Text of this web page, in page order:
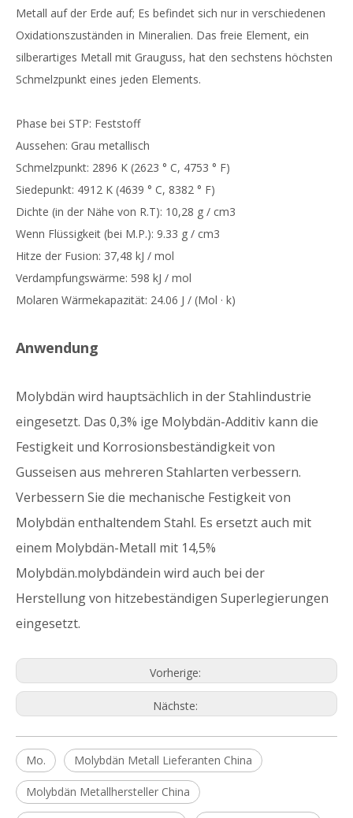
Metall auf der Erde auf; Es befindet sich nur in verschiedenen
Oxidationszuständen in Mineralien. Das freie Element, ein
silberartiges Metall mit Grauguss, hat den sechstens höchsten
Schmelzpunkt eines jeden Elements.
Phase bei STP: Feststoff
Aussehen: Grau metallisch
Schmelzpunkt: 2896 K (2623 ° C, 4753 ° F)
Siedepunkt: 4912 K (4639 ° C, 8382 ° F)
Dichte (in der Nähe von R.T): 10,28 g / cm3
Wenn Flüssigkeit (bei M.P.): 9.33 g / cm3
Hitze der Fusion: 37,48 kJ / mol
Verdampfungswärme: 598 kJ / mol
Molaren Wärmekapazität: 24.06 J / (Mol · k)
Anwendung
Molybdän wird hauptsächlich in der Stahlindustrie
eingesetzt. Das 0,3% ige Molybdän-Additiv kann die
Festigkeit und Korrosionsbeständigkeit von
Gusseisen aus mehreren Stahlarten verbessern.
Verbessern Sie die mechanische Festigkeit von
Molybdän enthaltendem Stahl. Es ersetzt auch mit
einem Molybdän-Metall mit 14,5%
Molybdän.molybdändein wird auch bei der
Herstellung von hitzebeständigen Superlegierungen
eingesetzt.
Vorherige:
Nächste:
Mo. Molybdän Metall Lieferanten China
Molybdän Metallhersteller China